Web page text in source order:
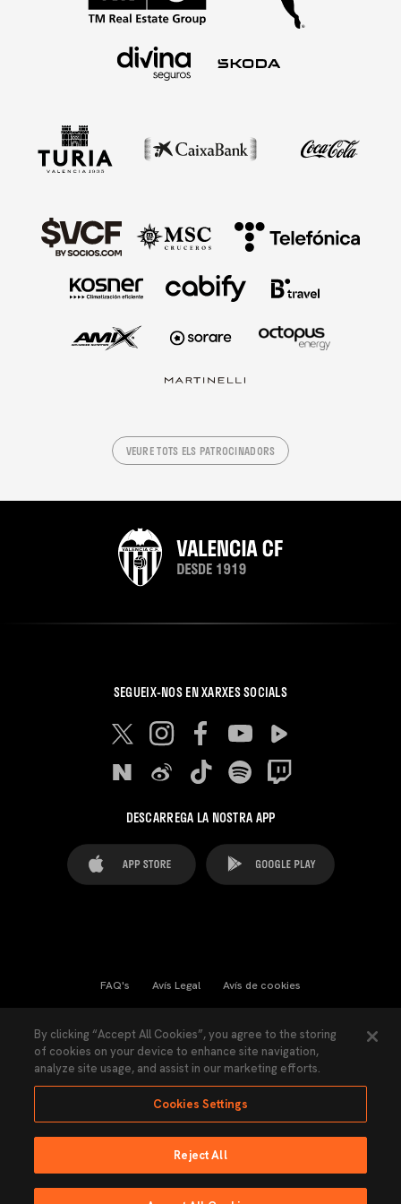
VEURE TOTS ELS PATROCINADORS
SEGUEIX-NOS EN XARXES SOCIALS
DESCARREGA LA NOSTRA APP
FAQ's Avís Legal Avís de cookies
Llei de Transparència Política de Privacitat
Accessibilitat
Ninguna parte de esta página puede ser reproducida sin el permiso del Valencia
By clicking “Accept All Cookies”, you agree to the storing
of cookies on your device to enhance site navigation,
analyze site usage, and assist in our marketing efforts.
Cookies Settings
Reject All